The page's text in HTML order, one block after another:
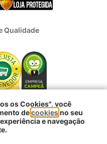
Qualidade
| REFRIGERACAO DUFRIO
CNPJ : 01.754.239/0001-10 |
os Cookies", você
decookiesno seu
e navegação